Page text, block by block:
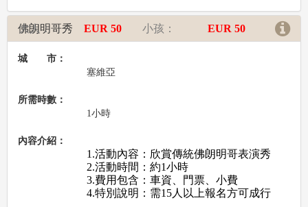
佛朗明哥秀
大人： EUR 50 小孩： EUR 50
城 市：
塞維亞
所需時數：
1小時
內容介紹：
1.活動內容：欣賞傳統佛朗明哥表演秀
2.活動時間：約1小時
3.費用包含：車資、門票、小費
4.特別說明：需15人以上報名方可成行